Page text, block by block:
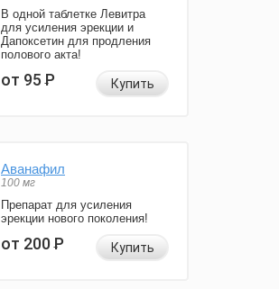
В одной таблетке Левитра
для усиления эрекции и
Дапоксетин для продления
полового акта!
от 95Р Купить
Аванафил
100 мг
Препарат для усиления
эрекции нового поколения!
от 200Р Купить